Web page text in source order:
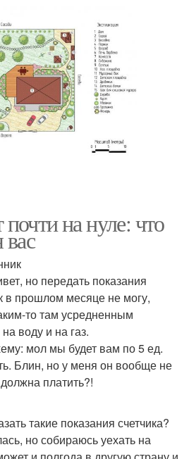
на нуле: что
вас
но передать показания
в прошлом месяце не могу,
то там усредненным
воду и на газ.
мол мы будет вам по 5 ед.
Блин, но у меня он вообще не
платить?!
такие показания счетчика?
но собираюсь уехать на